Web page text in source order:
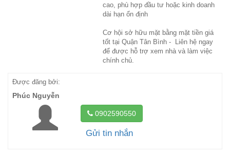
cao, phù hợp đầu tư hoặc kinh doanh
dài hạn ổn định
Cơ hội sở hữu mặt bằng mặt tiền giá
tốt tại Quận Tân Bình - Liên hệ ngay
để được hỗ trợ xem nhà và làm việc
chính chủ.
Được đăng bởi:
Phúc Nguyễn
0902590550
Gửi tin nhắn